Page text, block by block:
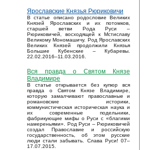
Ярославские Князья Рюриковичи
В статье описано родословие Великих
Князей Ярославских и их потомков,
старшей ветви Рода Руси –
Рюриковичей, восходящей к Мстиславу
Великому Мономашичу. Род Ярославских
Великих Князей продолжили Князья
Большие Кубенские – Кубаревы.
22.02.2016–11.03.2016.
Вся правда о Святом Князе
Владимире
В статье открывается без купюр вся
правда о Святом Князе Владимире,
которую замалчивают православные и
романовские историки,
коммунистическая историческая наука и
их современные подельники,
фабрикующие мифы о Руси с «благими
намереньями». Род Руси – Рюриковичей
создал Православие и российскую
государственность, об этом русские
люди стали забывать. Слава Руси! 07–
17.07.2015.